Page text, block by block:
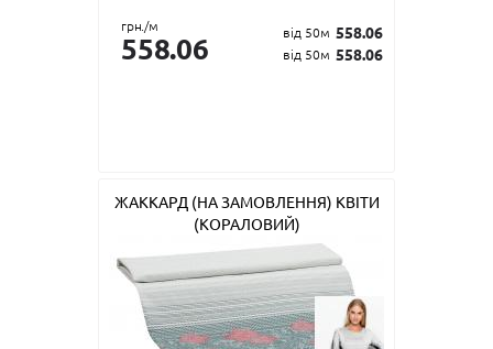
грн./м
558.06 від 50м 558.06
від 50м 558.06
ЖАККАРД (НА ЗАМОВЛЕННЯ) КВІТИ
(КОРАЛОВИЙ)